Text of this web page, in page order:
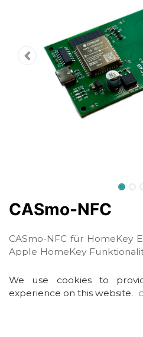
CASmo-NFC
CASmo-NFC für HomeKey
Apple HomeKey
Funktionen werden nicht
Kompatibel mit Tags von
erleichtert. Nicht für
Anwendungen
We use cookies to
experience on this website.